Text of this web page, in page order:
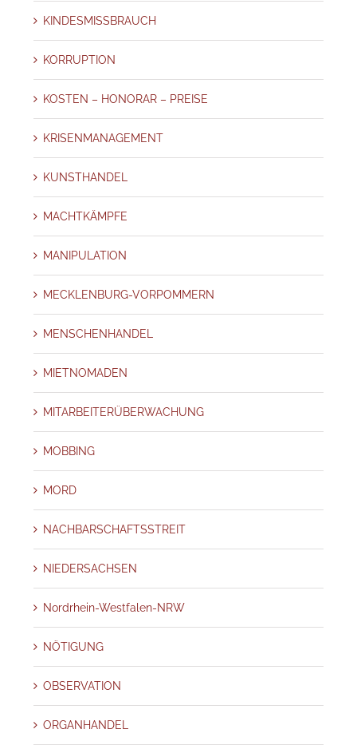
KINDESMISSBRAUCH
KORRUPTION
KOSTEN – HONORAR – PREISE
KRISENMANAGEMENT
KUNSTHANDEL
MACHTKÄMPFE
MANIPULATION
MECKLENBURG-VORPOMMERN
MENSCHENHANDEL
MIETNOMADEN
MITARBEITERÜBERWACHUNG
MOBBING
MORD
NACHBARSCHAFTSSTREIT
NIEDERSACHSEN
Nordrhein-Westfalen-NRW
NÖTIGUNG
OBSERVATION
ORGANHANDEL